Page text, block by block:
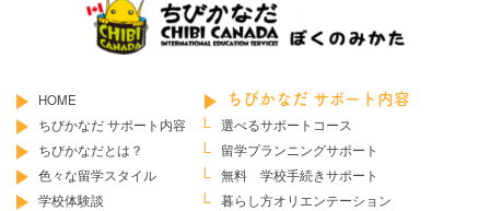
HOME
ちびかなだ サポート内容
ちびかなだとは？
色々な留学スタイル
学校体験談
ちびかなだ サポート内容
選べるサポートコース
留学プランニングサポート
無料 学校手続きサポート
暮らし方オリエンテーション